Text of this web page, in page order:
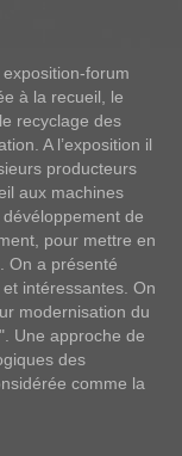
forum
à la recueil, le
recyclage des
A l’exposition il
producteurs
aux machines
de
pour mettre en
On a présenté
intéressantes. On
modernisation du
Une approche de
des
comme la